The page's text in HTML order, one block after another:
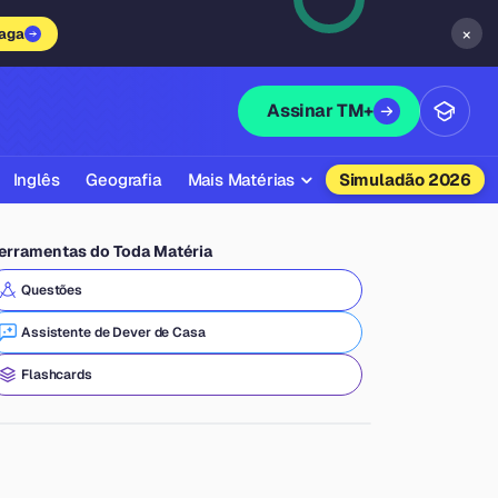
×
Assinar TM+
Inglês Geografia Mais Matérias
Química
Física
Filosofia
Simuladão 2026
do Toda Matéria
Questões
Assistente de Dever de Casa
Flashcards